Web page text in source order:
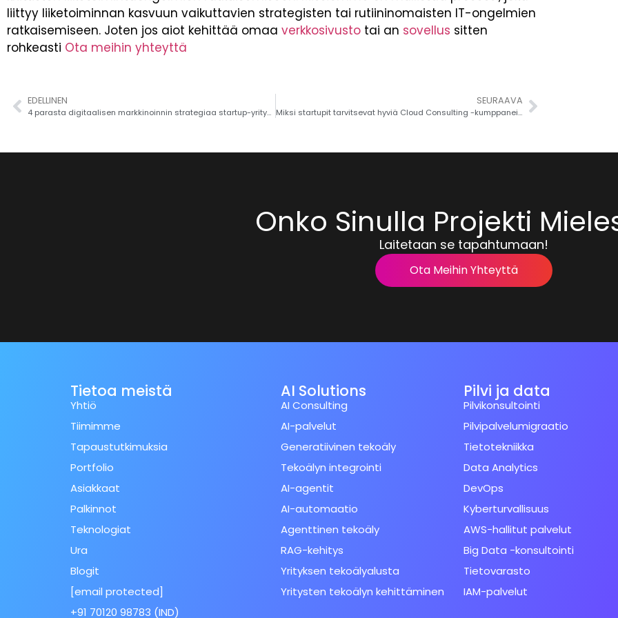
liittyy liiketoiminnan kasvuun vaikuttavien strategisten tai rutiininomaisten IT-ongelmien
ratkaisemiseen. Joten jos aiot kehittää omaa verkkosivusto tai an sovellus sitten
rohkeasti Ota meihin yhteyttä
EDELLINEN
4 parasta digitaalisen markkinoinnin strategiaa startup-yrityksille
SEURAAVA
Miksi startupit tarvitsevat hyviä Cloud Consulting -kumppaneita?
Onko Sinulla Projekti
Laitetaan se tapahtumaan!
Ota Meihin Yhteyttä
Tietoa meistä
Yhtiö
Tiimimme
Tapaustutkimuksia
Portfolio
Asiakkaat
Palkinnot
Teknologiat
Ura
Blogit
[email protected]
+91 70120 98783 (IND)
AI Solutions
AI Consulting
AI-palvelut
Generatiivinen tekoäly
Tekoälyn integrointi
AI-agentit
AI-automaatio
Agenttinen tekoäly
RAG-kehitys
Yrityksen tekoälyalusta
Yritysten tekoälyn kehittäminen
Pilvi ja data
Pilvikonsultointi
Pilvipalvelumigraatio
Tietotekniikka
Data Analytics
DevOps
Kyberturvallisuus
AWS-hallitut palvelut
Big Data -konsultointi
Tietovarasto
IAM-palvelut
Spanish (Spain)